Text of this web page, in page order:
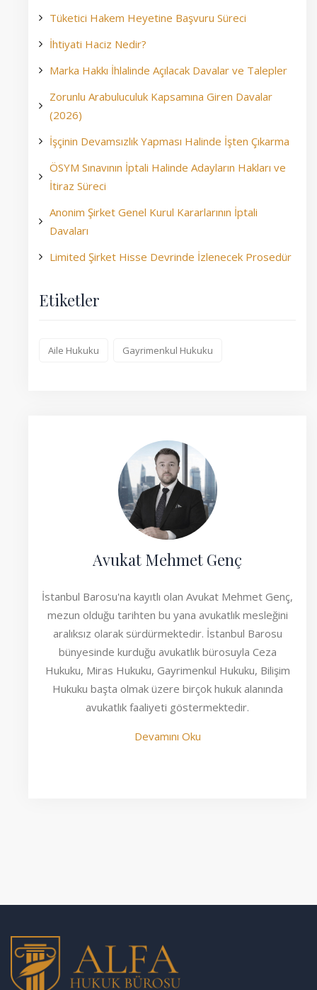
Tüketici Hakem Heyetine Başvuru Süreci
İhtiyati Haciz Nedir?
Marka Hakkı İhlalinde Açılacak Davalar ve Talepler
Zorunlu Arabuluculuk Kapsamına Giren Davalar
(2026)
İşçinin Devamsızlık Yapması Halinde İşten Çıkarma
ÖSYM Sınavının İptali Halinde Adayların Hakları ve
İtiraz Süreci
Anonim Şirket Genel Kurul Kararlarının İptali
Davaları
Limited Şirket Hisse Devrinde İzlenecek Prosedür
Etiketler
Aile Hukuku Gayrimenkul Hukuku
Avukat Mehmet Genç
İstanbul Barosu'na kayıtlı olan Avukat Mehmet Genç,
mezun olduğu tarihten bu yana avukatlık mesleğini
aralıksız olarak sürdürmektedir. İstanbul Barosu
bünyesinde kurduğu avukatlık bürosuyla Ceza
Hukuku, Miras Hukuku, Gayrimenkul Hukuku, Bilişim
Hukuku başta olmak üzere birçok hukuk alanında
avukatlık faaliyeti göstermektedir.
Devamını Oku